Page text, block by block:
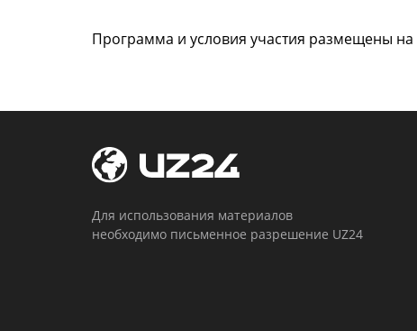
Программа и условия участия размещены на
Для использования материалов
необходимо письменное разрешение UZ24